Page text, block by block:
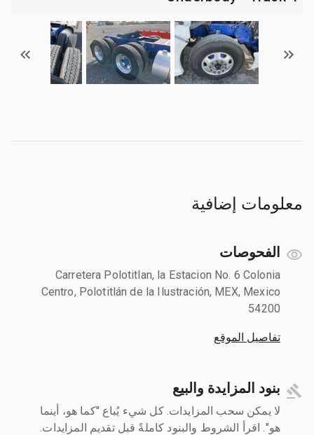
معلومات إضافية
الفحوصات
Carretera Polotitlan, la Estacion No. 6 Colonia
Centro, Polotitlán de la Ilustración, MEX, Mexico
54200
تفاصيل الموقع
بنود المزايدة والبيع
لا يمكن سحب المزايدات. كل شيء يُباع "كما هو، أينما
هو". اقرأ الشروط والبنود كاملةً قبل تقديم المزايدات.